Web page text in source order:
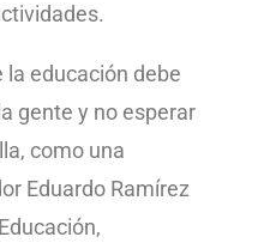
la educación debe
gente y no esperar
como una
Eduardo Ramírez